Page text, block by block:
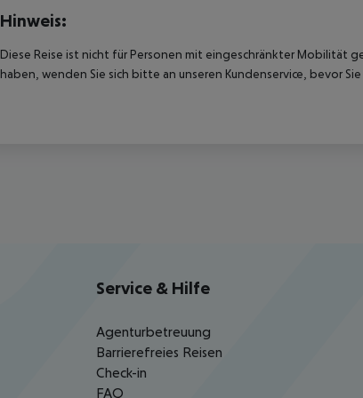
Hinweis:
Diese Reise ist nicht für Personen mit eingeschränkter Mobilität
haben, wenden Sie sich bitte an unseren Kundenservice, bevor
Service & Hilfe
Agenturbetreuung
Barrierefreies Reisen
Check-in
FAQ